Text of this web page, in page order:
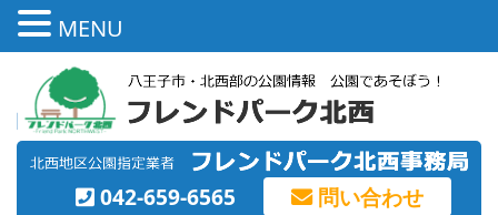
042-659-6565 問い合わせ
MENU